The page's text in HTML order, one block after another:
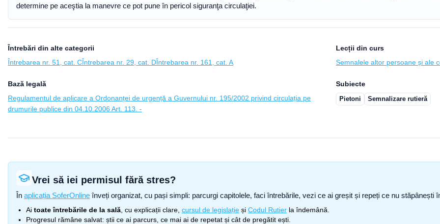
determine pe aceştia la manevre ce pot pune în pericol siguranţa circulaţiei.
Întrebări din alte categorii
Întrebarea nr. 51, cat. CÎntrebarea nr. 29, cat. DÎntrebarea nr. 161, cat. A
Lecții din curs
Semnalele altor persoane și ale
Bază legală
Regulamentul de aplicare a Ordonanței de urgență a Guvernului nr. 195/2002 privind circulația pe
drumurile publice din 04.10.2006 Art. 113. -
Subiecte
Pietoni Semnalizare rutieră
Vrei să iei permisul fără stres?
În aplicația SoferOnline înveți organizat, cu pași simpli: parcurgi capitolele, faci întrebările, vezi ce ai greșit și repeți ce nu
Ai toate întrebările de la sală , cu explicații clare, cursul de legislație și Codul Rutier la îndemână.
Progresul rămâne salvat: știi ce ai parcurs, ce mai ai de repetat și cât de pregătit ești.